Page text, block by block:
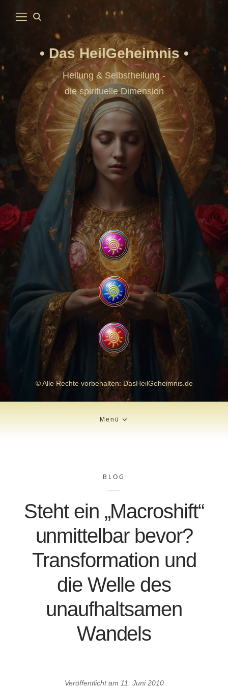
Das HeilGeheimnis
Heilung & Selbstheilung -
die spirituelle Dimension
© Alle Rechte vorbehalten: DasHeilGeheimnis.de
Menü
BLOG
Steht ein „Macroshift“
unmittelbar bevor?
Transformation und
die Welle des
unaufhaltsamen
Wandels
Veröffentlicht am 11. Juni 2010